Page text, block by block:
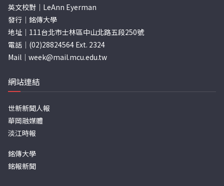
英文校對｜LeAnn Eyerman
發行｜銘傳大學
地址｜111台北市士林區中山北路五段250號
電話｜(02)28824564 Ext. 2324
Mail｜ week@mail.mcu.edu.tw
網站連結
世新新聞人報
華岡融媒體
淡江時報
銘傳大學
銘報新聞